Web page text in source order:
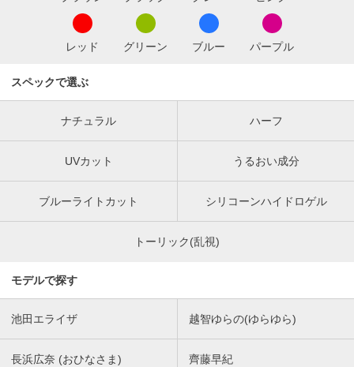
レッド グリーン ブルー パープル
スペックで選ぶ
ナチュラル ハーフ
UVカット うるおい成分
ブルーライトカット シリコーンハイドロゲル
トーリック(乱視)
モデルで探す
池田エライザ 越智ゆらの(ゆらゆら)
長浜広奈 (おひなさま) 齊藤早紀